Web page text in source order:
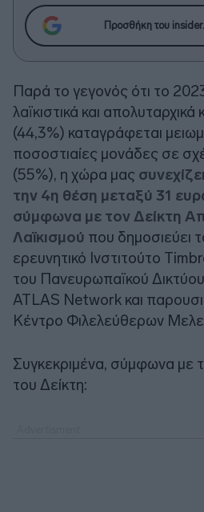
Προσθήκη του
Παρά το γεγονός ότι το
λαϊκιστικά και
(44,3%) καταγράφεται
ποσοστιαίες μονάδες σε
(55%), η χώρα μας
την 4η θέση μεταξύ 31
σύμφωνα με τον Δείκτη
Λαϊκισμού που δημοσιεύει
ερευνητικό Ινστιτούτο
του Πανευρωπαϊκού
ATLAS Network και
Κέντρο Φιλελεύθερων
Συγκεκριμένα, σύμφωνα με
του Δείκτη: